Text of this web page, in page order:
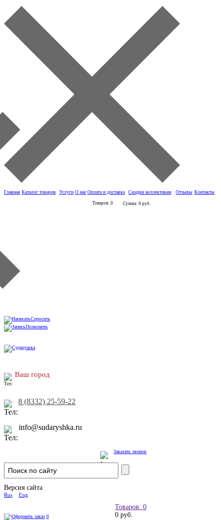
Главная Каталог товаров Услуги О насОплата и доставка Скидки коллективам Отзывы Контакты
Товаров: 0 Сумма: 0 руб.
Спросить
Позвонить
Ваш город
8 (8332) 25-59-22
info@sudaryshka.ru
Заказать звонок
Версия сайта
Rus Eng
Товаров: 0
0 руб.
0